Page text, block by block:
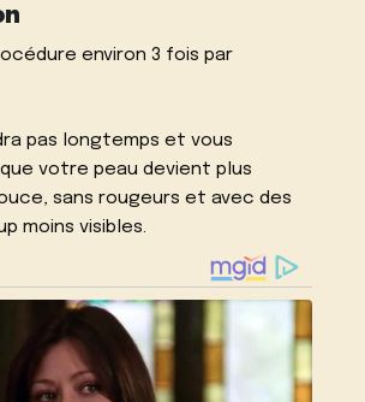
environ 3 fois par
pas longtemps et vous
votre peau devient plus
sans rougeurs et avec des
moins visibles.